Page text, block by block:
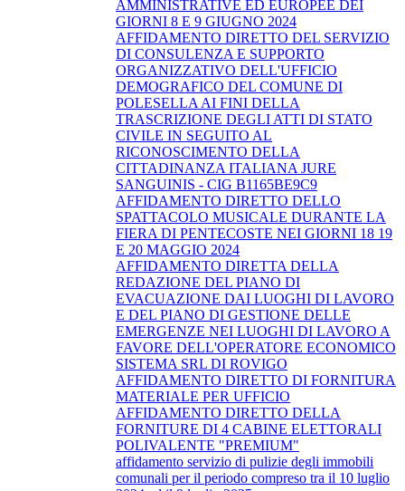
AMMINISTRATIVE ED EUROPEE DEI
GIORNI 8 E 9 GIUGNO 2024
AFFIDAMENTO DIRETTO DEL SERVIZIO
DI CONSULENZA E SUPPORTO
ORGANIZZATIVO DELL'UFFICIO
DEMOGRAFICO DEL COMUNE DI
POLESELLA AI FINI DELLA
TRASCRIZIONE DEGLI ATTI DI STATO
CIVILE IN SEGUITO AL
RICONOSCIMENTO DELLA
CITTADINANZA ITALIANA JURE
SANGUINIS - CIG B1165BE9C9
AFFIDAMENTO DIRETTO DELLO
SPATTACOLO MUSICALE DURANTE LA
FIERA DI PENTECOSTE NEI GIORNI 18 19
E 20 MAGGIO 2024
AFFIDAMENTO DIRETTA DELLA
REDAZIONE DEL PIANO DI
EVACUAZIONE DAI LUOGHI DI LAVORO
E DEL PIANO DI GESTIONE DELLE
EMERGENZE NEI LUOGHI DI LAVORO A
FAVORE DELL'OPERATORE ECONOMICO
SISTEMA SRL DI ROVIGO
AFFIDAMENTO DIRETTO DI FORNITURA
MATERIALE PER UFFICIO
AFFIDAMENTO DIRETTO DELLA
FORNITURE DI 4 CABINE ELETTORALI
POLIVALENTE "PREMIUM"
affidamento servizio di pulizie degli immobili
comunali per il periodo compreso tra il 10 luglio